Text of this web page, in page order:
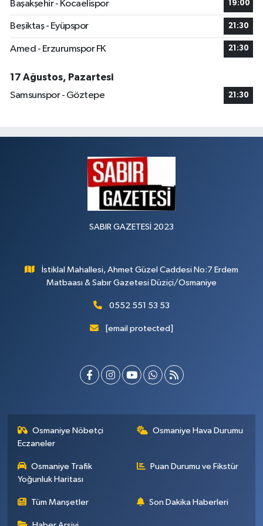
Başakşehir - Kocaelispor
19:00
Beşiktaş - Eyüpspor 21:30
Amed - Erzurumspor FK 21:30
17 Ağustos, Pazartesi
Samsunspor - Göztepe
21:30
SABIR GAZETESİ 2023
İstiklal Mahallesi, Ahmet Güzel Caddesi No:7 Erdem
Matbaası & Sabır Gazetesi Düziçi/Osmaniye
0552 551 53 53
[email protected]
Osmaniye Nöbetçi
Eczaneler
Osmaniye Hava Durumu
Osmaniye Trafik
Yoğunluk Haritası
Puan Durumu ve Fikstür
Tüm Manşetler Son Dakika Haberleri